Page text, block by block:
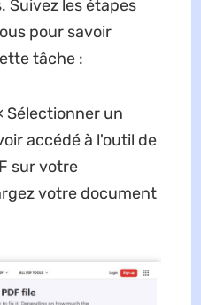
Suivez les étapes
pour savoir
tâche :
Sélectionner un
accédé à l'outil de
sur votre
votre document